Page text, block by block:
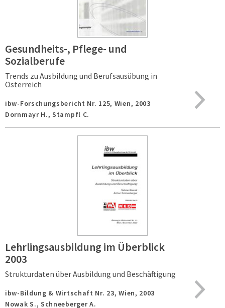
Gesundheits-, Pflege- und
Sozialberufe
Trends zu Ausbildung und Berufsausübung in
Österreich
ibw-Forschungsbericht Nr. 125, Wien, 2003
Dornmayr H., Stampfl C.
Lehrlingsausbildung im Überblick
2003
Strukturdaten über Ausbildung und Beschäftigung
ibw-Bildung & Wirtschaft Nr. 23,Wien, 2003
Nowak S., Schneeberger A.